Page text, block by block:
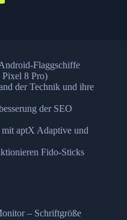
Flaggschiffe
Pixel 8 Pro)
der Technik und ihre
der SEO
aptX Adaptive und
Fido-Sticks
– Schriftgröße